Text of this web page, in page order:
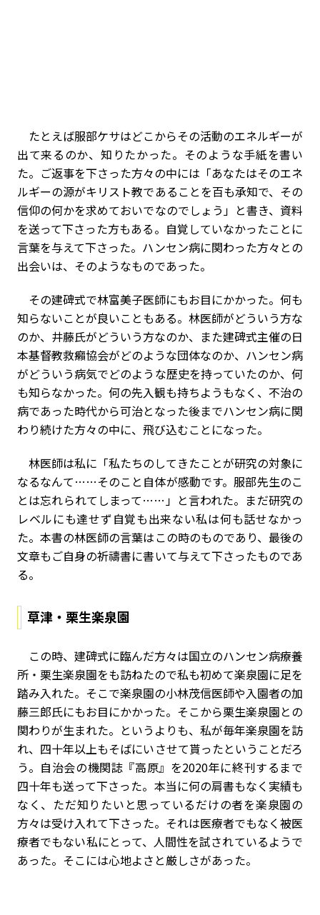
たとえば服部ケサはどこからその活動のエネルギーが
出て来るのか、知りたかった。そのような手紙を書い
た。ご返事を下さった方々の中には「あなたはそのエネ
ルギーの源がキリスト教であることを百も承知で、その
信仰の何かを求めておいでなのでしょう」と書き、資料
を送って下さった方もある。自覚していなかったことに
言葉を与えて下さった。ハンセン病に関わった方々との
出会いは、そのようなものであった。
その建碑式で林富美子医師にもお目にかかった。何も
知らないことが良いこともある。林医師がどういう方な
のか、井藤氏がどういう方なのか、また建碑式主催の日
本基督教救癩協会がどのような団体なのか、ハンセン病
がどういう病気でどのような歴史を持っていたのか、何
も知らなかった。何の先入観も持ちようもなく、不治の
病であった時代から可治となった後までハンセン病に関
わり続けた方々の中に、飛び込むことになった。
林医師は私に「私たちのしてきたことが研究の対象に
なるなんて……そのこと自体が感動です。服部先生のこ
とは忘れられてしまって……」と言われた。まだ研究の
レベルにも達せず自覚も出来ない私は何も話せなかっ
た。本書の林医師の言葉はこの時のものであり、最後の
文章もご自身の祈禱書に書いて与えて下さったものであ
る。
草津・栗生楽泉園
この時、建碑式に臨んだ方々は国立のハンセン病療養
所・栗生楽泉園をも訪ねたので私も初めて楽泉園に足を
踏み入れた。そこで楽泉園の小林茂信医師や入園者の加
藤三郎氏にもお目にかかった。そこから栗生楽泉園との
関わりが生まれた。というよりも、私が毎年楽泉園を訪
れ、四十年以上もそばにいさせて貰ったということだろ
う。自治会の機関誌『高原』を2020年に終刊するまで
四十年も送って下さった。本当に何の肩書もなく実績も
なく、ただ知りたいと思っているだけの者を楽泉園の
方々は受け入れて下さった。それは医療者でもなく被医
療者でもない私にとって、人間性を試されているようで
あった。そこには心地よさと厳しさがあった。